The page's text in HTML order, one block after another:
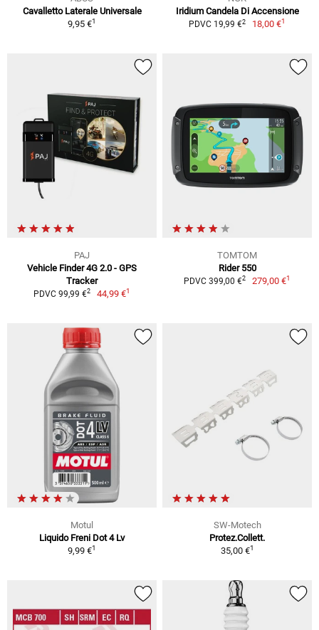
Cavalletto Laterale Universale
9,95 €1
Iridium Candela Di Accensione
PDVC 19,99 €2 18,00 €1
PAJ
Vehicle Finder 4G 2.0 - GPS
Tracker
PDVC 99,99 €2 44,99 €1
TOMTOM
Rider 550
PDVC 399,00 €2 279,00 €1
Motul
Liquido Freni Dot 4 Lv
9,99 €1
SW-Motech
Protez.Collett.
35,00 €1